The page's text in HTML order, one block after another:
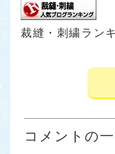
裁縫・刺繍ラン
コメントの